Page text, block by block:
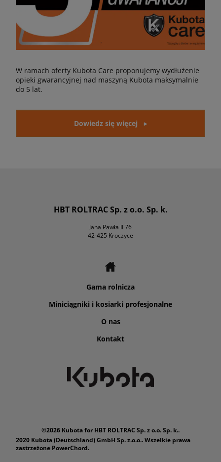
W ramach oferty Kubota Care proponujemy wydłużenie
opieki gwarancyjnej nad maszyną Kubota maksymalnie
do 5 lat.
Dowiedz się więcej
HBT ROLTRAC Sp. z o.o. Sp. k.
Jana Pawła II 76
42-425 Kroczyce
Gama rolnicza
Miniciągniki i kosiarki profesjonalne
O nas
Kontakt
©2026 Kubota for HBT ROLTRAC Sp. z o.o. Sp. k..
2020 Kubota (Deutschland) GmbH Sp. z.o.o.. Wszelkie prawa
zastrzeżone PowerChord.